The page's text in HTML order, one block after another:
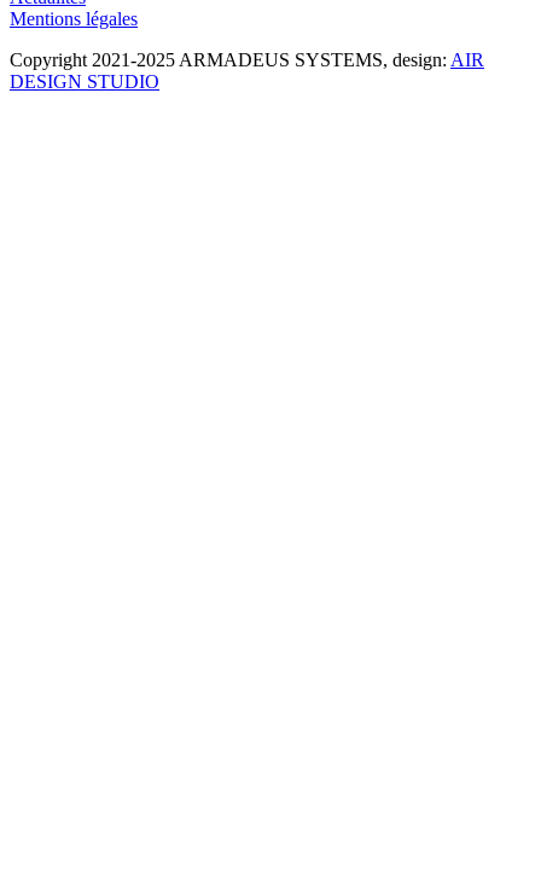
Mentions légales
Copyright 2021-2025 ARMADEUS SYSTEMS, design: AIR
DESIGN STUDIO